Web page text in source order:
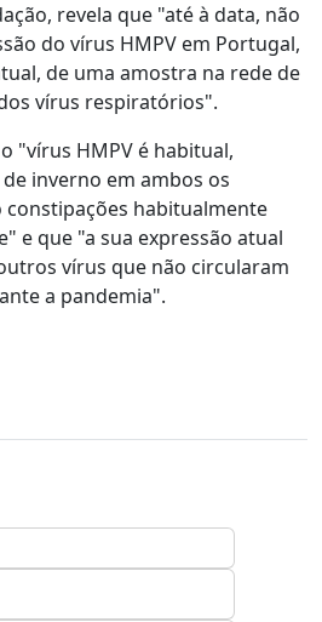
revela que "até à data, não
do vírus HMPV em Portugal,
de uma amostra na rede de
vírus respiratórios".
"vírus HMPV é habitual,
inverno em ambos os
constipações habitualmente
e que "a sua expressão atual
vírus que não circularam
a pandemia".